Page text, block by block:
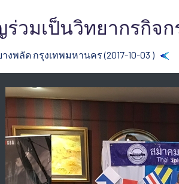
ญร่วมเป็นวิทยากรกิ
พลัด กรุงเทพมหานคร (2017-10-03 )